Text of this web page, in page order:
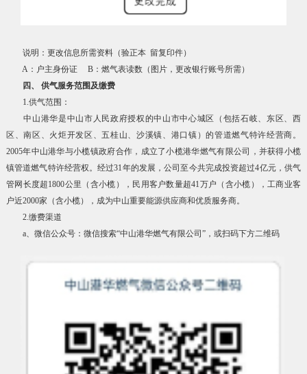
说明：更改信息所需资料（验正本 留复印件）
A：户主身份证 B：燃气表读数（图片，更改银行账号所需）
四、 供气服务范围及缴费
1.供气范围：
中山港华是中山市人民政府授权的中山市中心城区（包括石岐、东区、西
区、南区、火炬开发区、五桂山、沙溪镇、港口镇）的管道燃气特许经营商。
2005年中山港华与小榄镇政府合作，成立了小榄港华燃气有限公司，并获得小榄
镇管道燃气特许经营权。经过31年的发展，公司至今共完成投资超过4亿元，供气
管网长度超1800公里（含小榄），民用客户数量超41万户（含小榄），工商业客
户近2000家（含小榄），成为中山重要能源供应商和优质服务商。
2.缴费渠道
a、微信公众号：微信搜索“中山港华燃气有限公司”，或扫码下方二维码